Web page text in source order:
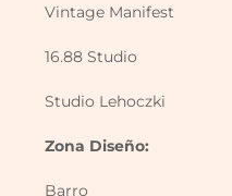
Vintage Manifest
16.88 Studio
Studio Lehoczki
Zona Diseño:
Barro